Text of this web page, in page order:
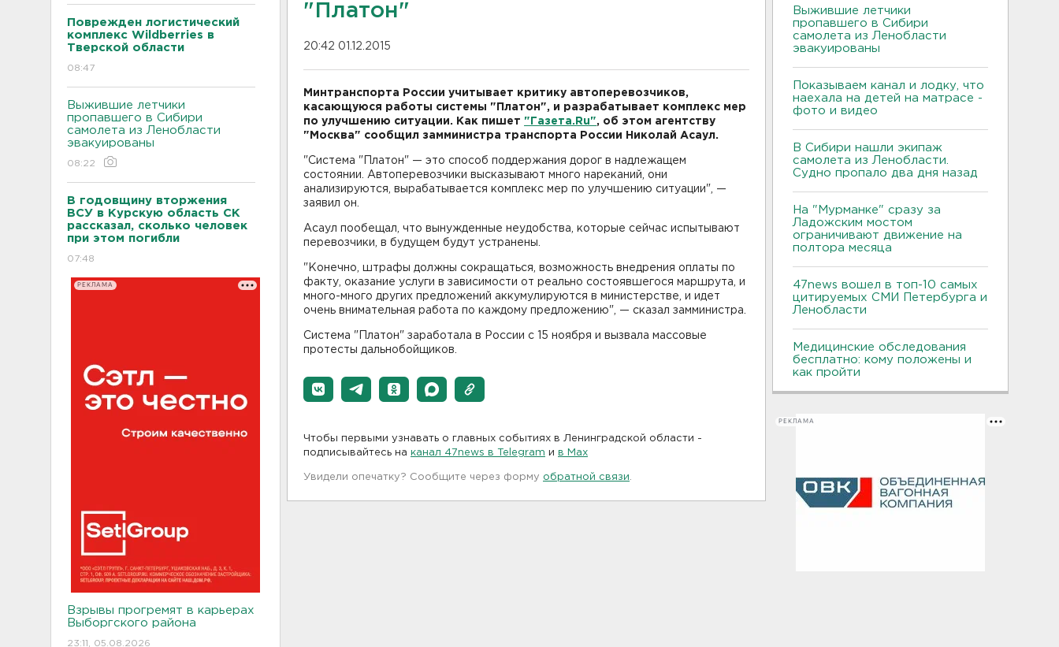
Поврежден логистический
комплекс Wildberries в
Тверской области
08:47
Выжившие летчики
пропавшего в Сибири
самолета из Ленобласти
эвакуированы
08:22
В годовщину вторжения
ВСУ в Курскую область СК
рассказал, сколько человек
при этом погибли
07:48
РЕКЛАМА
Взрывы прогремят в карьерах
Выборгского района
23:11, 05.08.2026
"Платон"
20:42 01.12.2015
Минтранспорта России учитывает критику автоперевозчиков,
касающуюся работы системы "Платон", и разрабатывает комплекс мер
по улучшению ситуации. Как пишет "Газета. Ru", об этом агентству
"Москва" сообщил замминистра транспорта России Николай Асаул.
"Система "Платон" — это способ поддержания дорог в надлежащем
состоянии. Автоперевозчики высказывают много нареканий, они
анализируются, вырабатывается комплекс мер по улучшению ситуации", —
заявил он.
Асаул пообещал, что вынужденные неудобства, которые сейчас испытывают
перевозчики, в будущем будут устранены.
"Конечно, штрафы должны сокращаться, возможность внедрения оплаты по
факту, оказание услуги в зависимости от реально состоявшегося маршрута, и
много-много других предложений аккумулируются в министерстве, и идет
очень внимательная работа по каждому предложению", — сказал замминистра.
Система "Платон" заработала в России с 15 ноября и вызвала массовые
протесты дальнобойщиков.
Чтобы первыми узнавать о главных событиях в Ленинградской области -
подписывайтесь на канал 47news в Telegram и в Maх
Увидели опечатку? Сообщите через форму обратной связи
Выжившие летчики
пропавшего в Сибири
самолета из Ленобласти
эвакуированы
Показываем канал и лодку, что
наехала на детей на матрасе -
фото и видео
В Сибири нашли экипаж
самолета из Ленобласти.
Судно пропало два дня назад
На "Мурманке" сразу за
Ладожским мостом
ограничивают движение на
полтора месяца
47news вошел в топ-10 самых
цитируемых СМИ Петербурга и
Ленобласти
Медицинские обследования
бесплатно: кому положены и
как пройти
РЕКЛАМА